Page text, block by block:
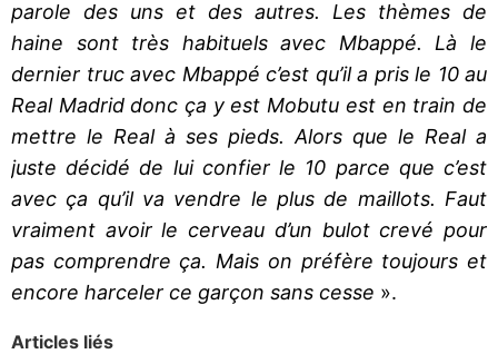
parole des uns et des autres. Les thèmes de
haine sont très habituels avec Mbappé. Là le
dernier truc avec Mbappé c’est qu’il a pris le 10 au
Real Madrid donc ça y est Mobutu est en train de
mettre le Real à ses pieds. Alors que le Real a
juste décidé de lui confier le 10 parce que c’est
avec ça qu’il va vendre le plus de maillots. Faut
vraiment avoir le cerveau d’un bulot crevé pour
pas comprendre ça. Mais on préfère toujours et
encore harceler ce garçon sans cesse ».
Articles liés